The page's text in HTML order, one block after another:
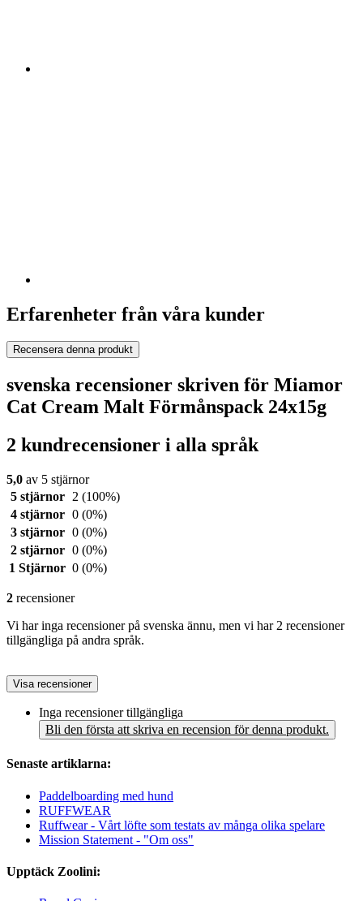
Erfarenheter från våra kunder
Recensera denna produkt
svenska recensioner skriven för Miamor
Cat Cream Malt Förmånspack 24x15g
2 kundrecensioner i alla språk
5,0 av 5 stjärnor
5 stjärnor
2 (100%)
4 stjärnor 0 (0%)
3 stjärnor 0 (0%)
2 stjärnor 0 (0%)
1 Stjärnor 0 (0%)
2 recensioner
Vi har inga recensioner på svenska ännu, men vi har 2 recensioner
tillgängliga på andra språk.
Visa recensioner
Inga recensioner tillgängliga
Bli den första att skriva en recension för denna produkt.
Senaste artiklarna:
Paddelboarding med hund
RUFFWEAR
Ruffwear - Vårt löfte som testats av många olika spelare
Mission Statement - "Om oss"
Upptäck Zoolini: